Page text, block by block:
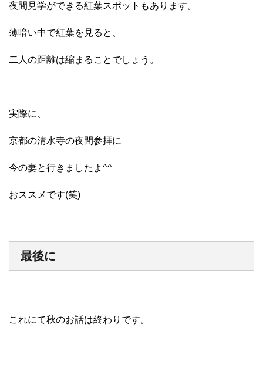
夜間見学ができる紅葉スポットもあります。
薄暗い中で紅葉を見ると、
二人の距離は縮まることでしょう。
実際に、
京都の清水寺の夜間参拝に
今の妻と行きましたよ^^
おススメです(笑)
最後に
これにて秋のお話は終わりです。